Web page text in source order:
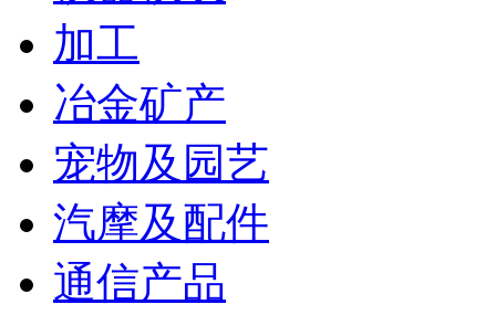
加工
冶金矿产
宠物及园艺
汽摩及配件
通信产品